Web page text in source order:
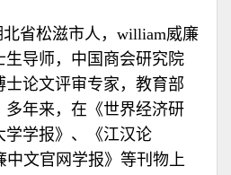
北省松滋市人，william威廉
生导师，中国商会研究院
论文评审专家，教育部
年来，在《世界经济研
学学报》、《江汉论
文官网学报》等刊物上